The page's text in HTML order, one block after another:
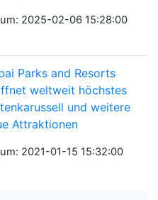
2025-02-06 15:28:00
Parks and Resorts
weltweit höchstes
und weitere
Attraktionen
2021-01-15 15:32:00